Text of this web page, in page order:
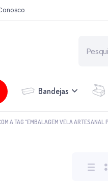
Bandejas
A TAG “EMBALAGEM VELA ARTESANAL